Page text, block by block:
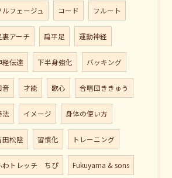
ルフェージュ コード フルート
裏アーチ 扁平足 運動神経
経伝達 下半身強化 バッキング
音 才能 歌心 合唱団ききゅう
法 イメージ 身体の使い方
田松陰 習慣化 トレーニング
わトレッチ ちぴ Fukuyama & sons